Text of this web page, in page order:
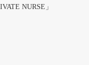
NURSE」